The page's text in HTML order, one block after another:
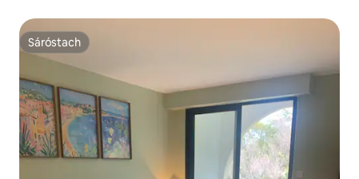
Sáróstach
Sáróstach